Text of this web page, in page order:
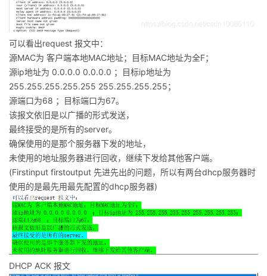
可以看出request 报文中：
源MAC为 客户端本地MAC地址；目标MAC地址为全F；
源ip地址为 0.0.0.0 0.0.0.0 ；目标ip地址为
255.255.255.255.255 255.255.255.255；
源端口为68 ；目标端口为67。
该报文依旧是以广播的形式发送，
最终接受的是所有的server。
确保使用的是那个服务器下发的地址，
未使用的地址服务器进行回收，继续下发给其他客户端。
(Firstinput firstoutput 先进先出的问题，所以有两台dhcp服务器时
使用的是最先用最先配置的dhcp服务器)
DHCP ACK 报文